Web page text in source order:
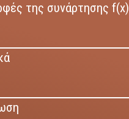
της συνάρτησης